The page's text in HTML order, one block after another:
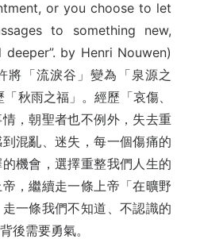
or you choose to let
to something new,
by Henri Nouwen)
將「流淚谷」變為「泉源之
秋雨之福」。經歷「哀傷、
，朝聖者也不例外，失去重
混亂、迷失，每一個傷痛的
機會，選擇重整我們人生的
，繼續走一條上帝「在曠野
一條我們不知道、不認識的
後需要勇氣。